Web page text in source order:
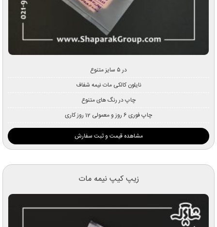
در ۵ سایز متنوع
نایلون کالکی مات نیمه شفاف
چاپ در رنگ های متنوع
چاپ فوری 6 روز و معمولی 12 روز کاری
مشاهده قیمت و ثبت سفارش
زیپ کیپ نیمه مات